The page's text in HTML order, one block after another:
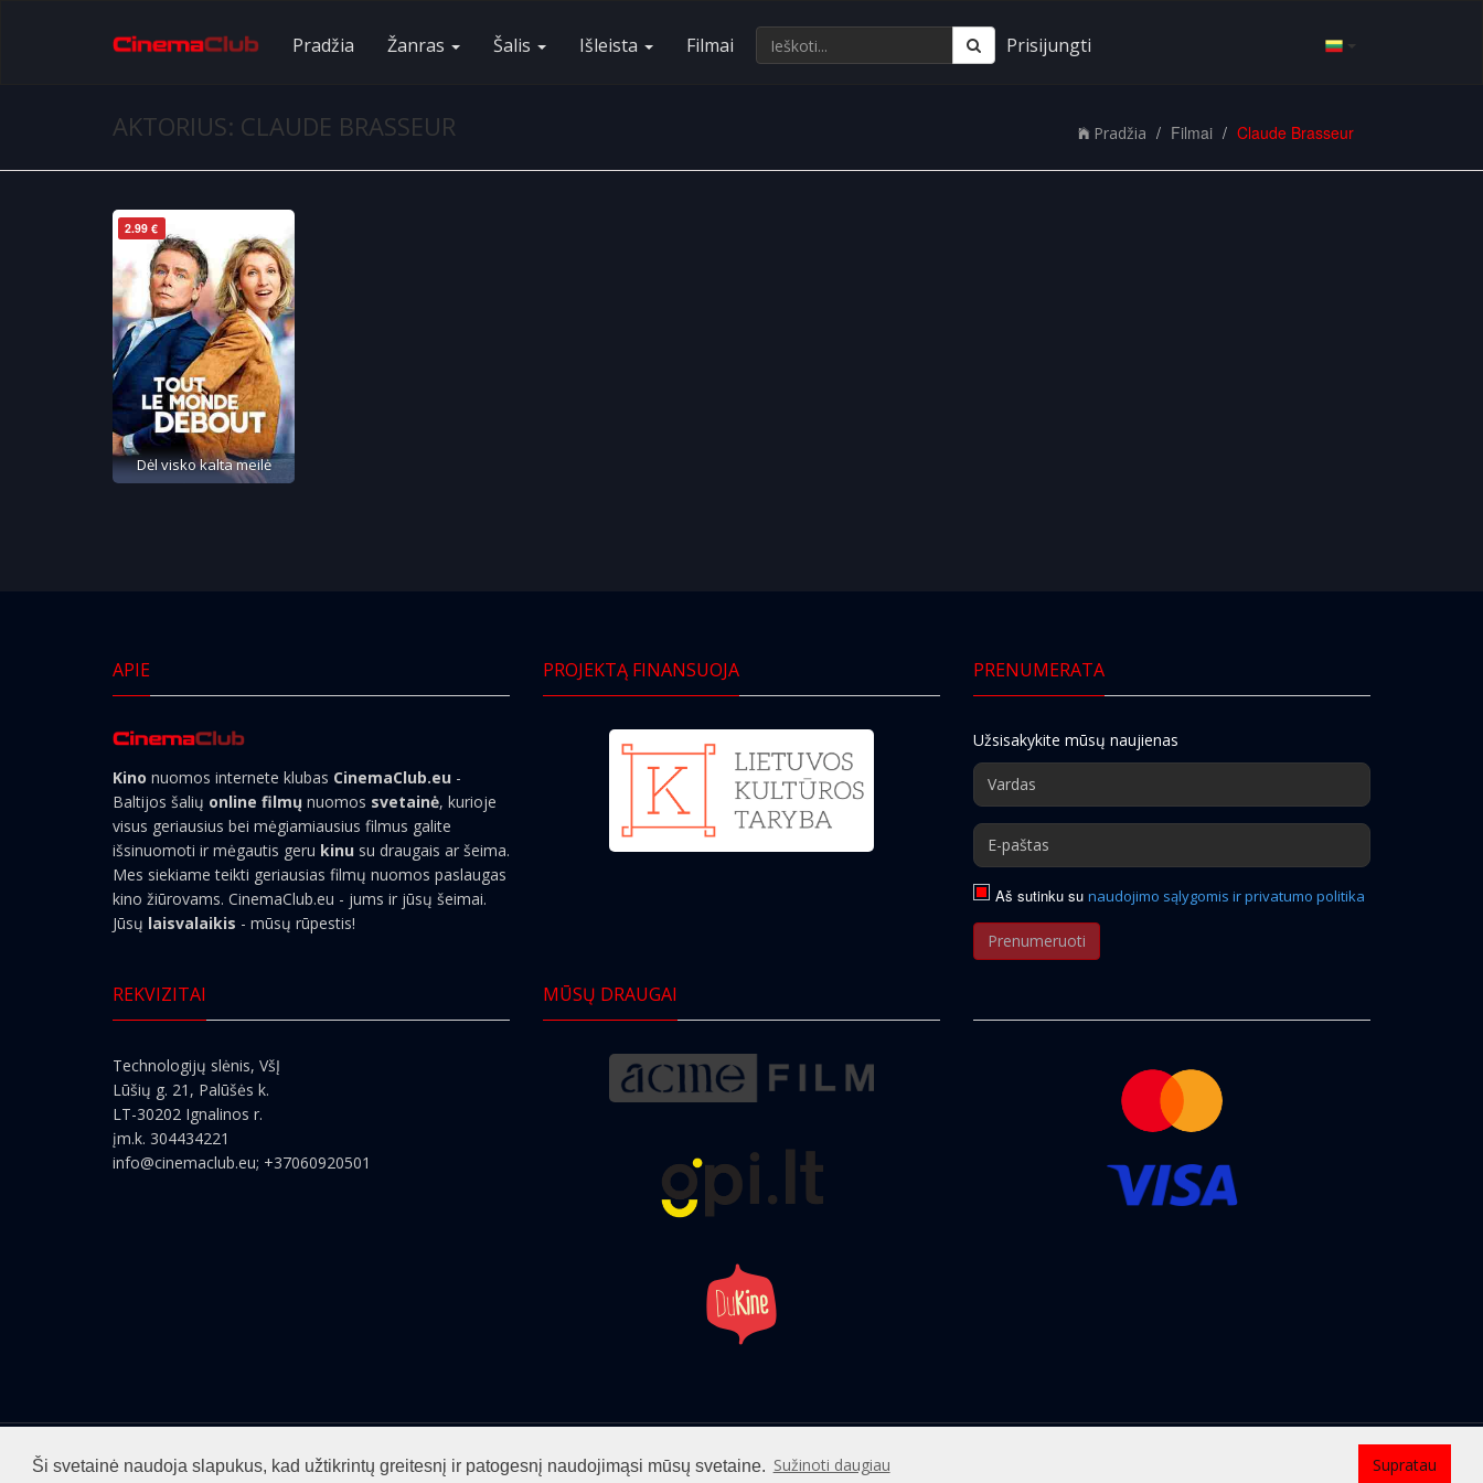
Ši svetainė naudoja slapukus, kad užtikrintų greitesnį ir patogesnį naudojimąsi mūsų svetaine. Sužinoti daugiau Supratau
Pradžia Žanras Šalis Išleista Filmai Prisijungti
AKTORIUS: CLAUDE BRASSEUR Pradžia Filmai Claude Brasseur
2.99 €
Dėl visko kalta meilė
APIE
Kino nuomos internete klubas CinemaClub.eu -
Baltijos šalių online filmų nuomos svetainė, kurioje
visus geriausius bei mėgiamiausius filmus galite
išsinuomoti ir mėgautis geru kinu su draugais ar šeima.
Mes siekiame teikti geriausias filmų nuomos paslaugas
kino žiūrovams. CinemaClub.eu - jums ir jūsų šeimai.
Jūsų laisvalaikis - mūsų rūpestis!
PROJEKTĄ FINANSUOJA PRENUMERATA
Užsisakykite mūsų naujienas
Aš sutinku su naudojimo sąlygomis ir privatumo politika
Prenumeruoti
REKVIZITAI
Technologijų slėnis, VšĮ
Lūšių g. 21, Palūšės k.
LT-30202 Ignalinos r.
įm.k. 304434221
info@cinemaclub.eu; +37060920501
MŪSŲ DRAUGAI
Visos teisės saugomos ©2026cinemaclub.lt info@cinemaclub.lt